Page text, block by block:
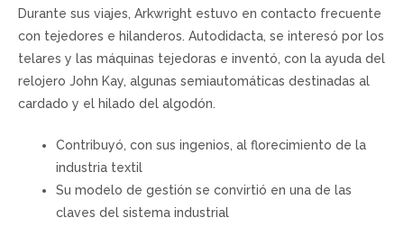
Durante sus viajes, Arkwright estuvo en contacto frecuente
con tejedores e hilanderos. Autodidacta, se interesó por los
telares y las máquinas tejedoras e inventó, con la ayuda del
relojero John Kay, algunas semiautomáticas destinadas al
cardado y el hilado del algodón.
Contribuyó, con sus ingenios, al florecimiento de la
industria textil
Su modelo de gestión se convirtió en una de las
claves del sistema industrial